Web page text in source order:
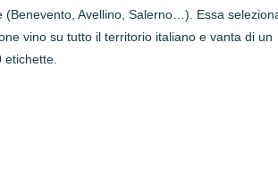
(Benevento, Avellino, Salerno…). Essa
vino su tutto il territorio italiano e vanta di un